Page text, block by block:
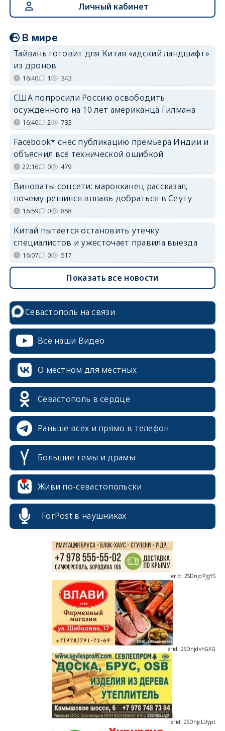
Личный кабинет
В мире
Тайвань готовит для Китая «адский ландшафт»
из дронов
16:40 1 343
США попросили Россию освободить
осуждённого на 10 лет американца Гилмана
16:40 2 733
Facebook* снёс публикацию премьера Индии и
объяснил всё технической ошибкой
22:16 0 479
Виноваты соцсети: марокканец рассказал,
почему решился вплавь добраться в Сеуту
16:59 0 858
Китай пытается остановить утечку
специалистов и ужесточает правила выезда
16:07 0 517
Показать все новости
Севастополь на связи
Все наши Видео
О местном для местных
Севастополь в сердце
Раньше всех и прямо в телефон
Большие темы и драмы
Живи по-севастопольски
ForPost в наушниках
erid: 2SDnjcrDNw6
erid: 2SDnjdPjgYS
erid: 2SDnjdvhGXG